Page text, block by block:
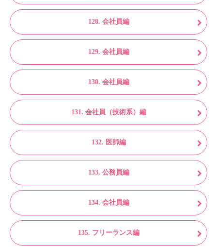
128. 会社員編
129. 会社員編
130. 会社員編
131. 会社員（技術系）編
132. 医師編
133. 公務員編
134. 会社員編
135. フリーランス編